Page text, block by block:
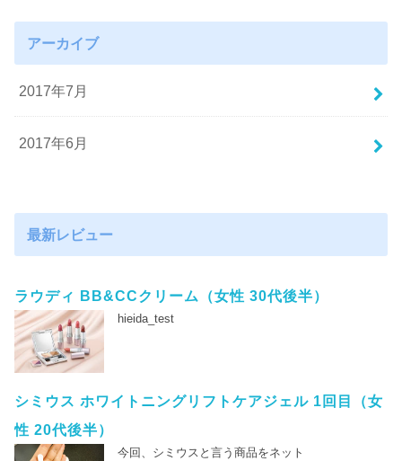
アーカイブ
2017年7月
2017年6月
最新レビュー
ラウディ BB&CCクリーム（女性 30代後半）
hieida_test
シミウス ホワイトニングリフトケアジェル 1回目（女
性 20代後半）
今回、シミウスと言う商品をネット